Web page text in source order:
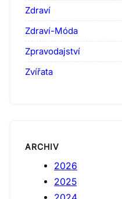
Zdraví
Zdraví-Móda
Zpravodajství
Zvířata
ARCHIV
2026
2025